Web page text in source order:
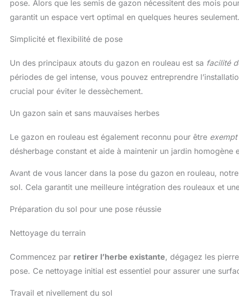
pose. Alors que les semis de gazon nécessitent des mois
garantit un espace vert optimal en quelques heures seulement.
Simplicité et flexibilité de pose
Un des principaux atouts du gazon en rouleau est sa facilité
périodes de gel intense, vous pouvez entreprendre
crucial pour éviter le dessèchement.
Un gazon sain et sans mauvaises herbes
Le gazon en rouleau est également reconnu pour être
désherbage constant et aide à maintenir un jardin
Avant de vous lancer dans la pose du gazon en rouleau,
sol. Cela garantit une meilleure intégration des rouleaux et
Préparation du sol pour une pose réussie
Nettoyage du terrain
Commencez par retirer l’herbe existante, dégagez les
pose. Ce nettoyage initial est essentiel pour assurer une
Travail et nivellement du sol